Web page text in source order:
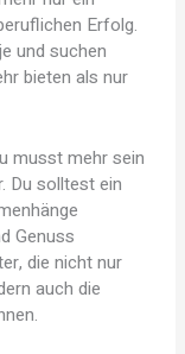
Erfolg.
und suchen
bieten als nur
musst mehr sein
Du solltest ein
Genuss
die nicht nur
auch die